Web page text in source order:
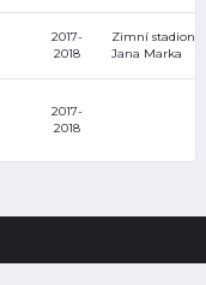
2017-
2018
Zimní stadion
Jana Marka
2017-
2018